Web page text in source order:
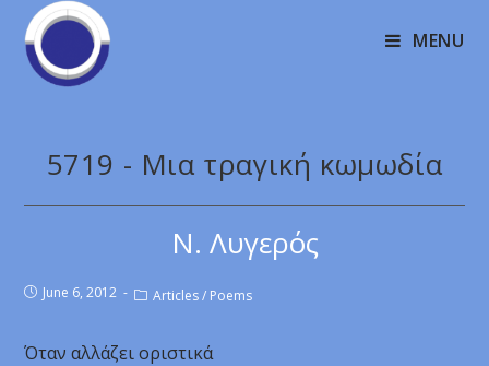
MENU
5719 - Μια τραγική κωμωδία
Ν. Λυγερός
June 6, 2012 Articles / Poems
Όταν αλλάζει οριστικά